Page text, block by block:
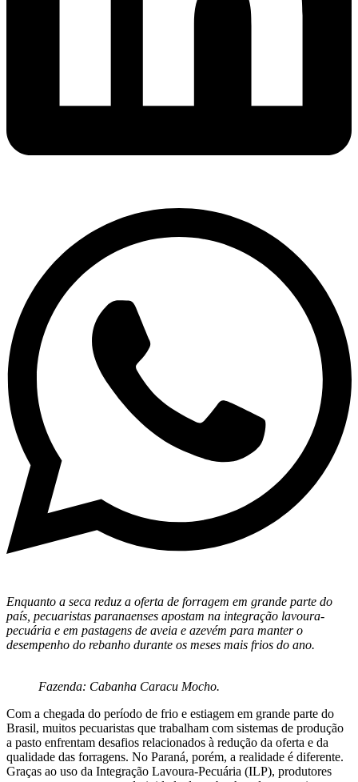
Enquanto a seca reduz a oferta de forragem em grande parte do
país, pecuaristas paranaenses apostam na integração lavoura-
pecuária e em pastagens de aveia e azevém para manter o
desempenho do rebanho durante os meses mais frios do ano.
Fazenda: Cabanha Caracu Mocho.
Com a chegada do período de frio e estiagem em grande parte do
Brasil, muitos pecuaristas que trabalham com sistemas de produção
a pasto enfrentam desafios relacionados à redução da oferta e da
qualidade das forragens. No Paraná, porém, a realidade é diferente.
Graças ao uso da Integração Lavoura-Pecuária (ILP), produtores